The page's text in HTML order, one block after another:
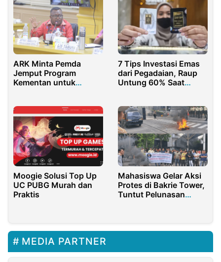
ARK Minta Pemda
Jemput Program
Kementan untuk
7 Tips Investasi Emas
dari Pegadaian, Raup
Untung 60% Saat
Moogie Solusi Top Up
UC PUBG Murah dan
Praktis
Mahasiswa Gelar Aksi
Protes di Bakrie Tower,
Tuntut Pelunasan
MEDIA PARTNER